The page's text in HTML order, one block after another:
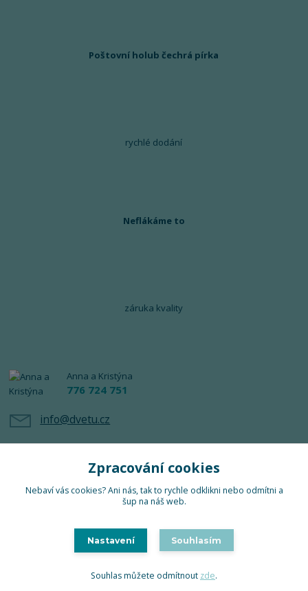
Poštovní holub čechrá pírka
rychlé dodání
Neflákáme to
záruka kvality
Anna a Kristýna
776 724 751
info@dvetu.cz
Vytvořeno na
Eshop-rychle.cz
Zpracování cookies
Nebaví vás cookies? Ani nás, tak to rychle odklikni nebo odmítni a
šup na náš web.
Nastavení Souhlasím
Souhlas můžete odmítnout zde.